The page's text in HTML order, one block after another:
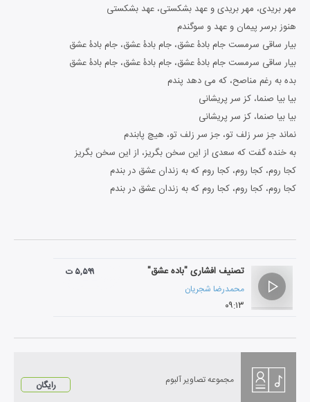
مهر بریدی، مهر بریدی و عهد بشکستی، عهد بشکستی
هنوز برسر پیمان و عهد و سوگندم
بیار ساقی سرمست جام بادۀ عشق، جام بادۀ عشق، جام بادۀ عشق
بیار ساقی سرمست جام بادۀ عشق، جام بادۀ عشق، جام بادۀ عشق
بده به رغم مناصح، که می دهد پندم
بیا بیا صنما، کز سر پریشانی
بیا بیا صنما، کز سر پریشانی
نماند جز سر زلف تو، جز سر زلف تو، هیچ پابندم
به خنده گفت که سعدی از این سخن بگریز، از این سخن بگریز
کجا روم، کجا روم، کجا روم که به زندان عشق در بندم
کجا روم، کجا روم، کجا روم که به زندان عشق در بندم
تصنیف افشاری "باده عشق"
محمدرضا شجریان
۰۹:۱۳
۵,۵۹۹ ت
مجموعه تصاویر آلبوم رایگان